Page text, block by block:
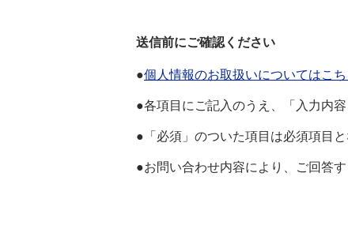
送信前にご確認ください
●個人情報のお取扱いについてはこ
●各項目にご記入のうえ、「入力内
●「必須」のついた項目は必須項目と
●お問い合わせ内容により、ご回答